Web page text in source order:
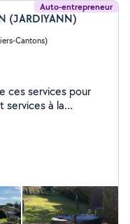
Auto-entrepreneur
(JARDIYANN)
Cantons)
services à la
de vos
bricolage, aide
et leurs
en rapport